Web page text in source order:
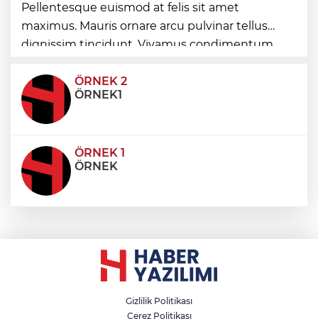
Ağrı'da toplu sünnet şöleni
Pellentesque euismod at felis sit amet
maximus. Mauris ornare arcu pulvinar tellus
dignissim tincidunt. Vivamus condimentum
condimentum eros et, faucibus sapien. Praese
ÖRNEK 2
ÖRNEK1
ÖRNEK 1
ÖRNEK
Gizlilik Politikası
Çerez Politikası